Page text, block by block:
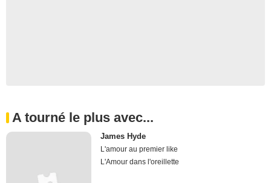
A tourné le plus avec...
James Hyde
L'amour au premier like
L'Amour dans l'oreillette